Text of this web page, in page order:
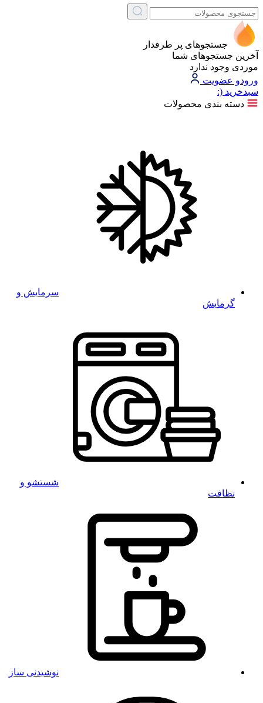
جستجوهای پر طرفدار
آخرین جستجوهای شما
موردی وجود ندارد
ورودو عضویت
سبد‌خرید (:
دسته بندی محصولات
سرمایش و
گرمایش
شستشو و
نظافت
نوشیدنی ساز